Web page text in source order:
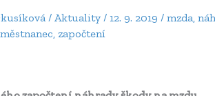
/ Aktuality/ 12. 9. 2019 / mzda
započtení